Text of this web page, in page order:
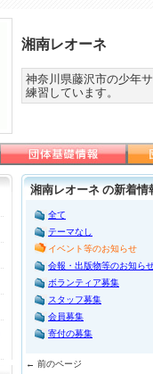
湘南レオーネ
神奈川県藤沢市の少年
練習しています。
湘南レオーネ の新着情
全て
テーマなし
イベント等のお知らせ
会報・出版物等のお知ら
ボランティア募集
スタッフ募集
会員募集
寄付の募集
← 前のページ